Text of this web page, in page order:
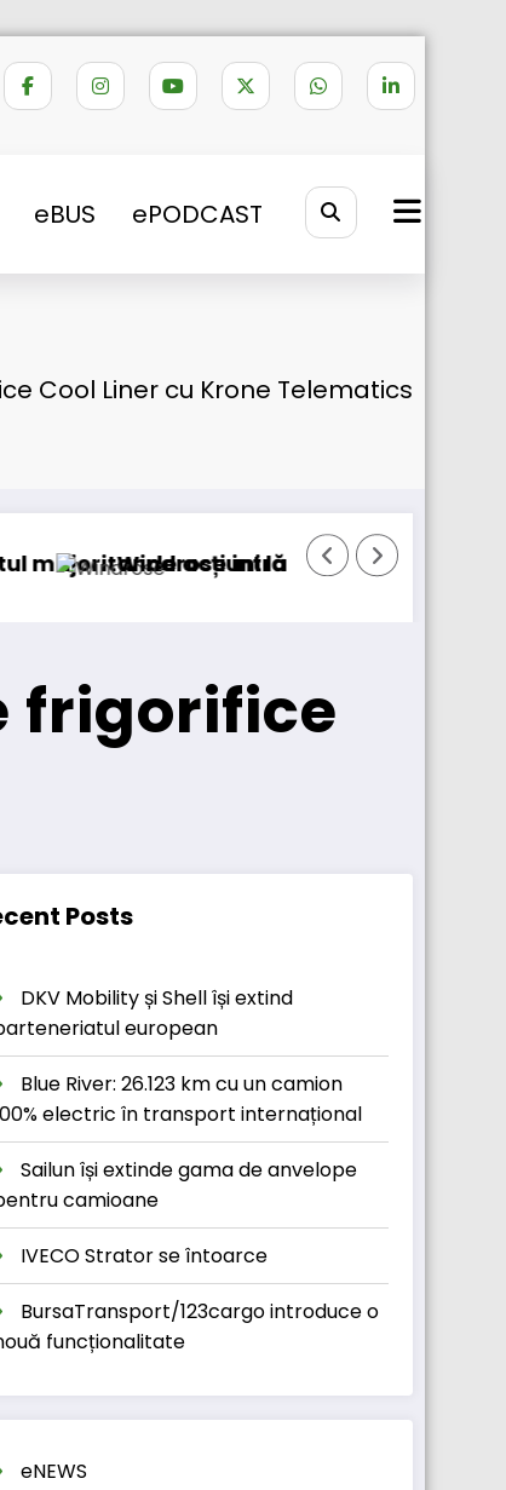
eBUS ePODCAST
Cool Liner cu Krone Telematics
comerciale cu DSVMAN livrează un autobuz
frigorifice
Posts
DKV Mobility și Shell își extind
european
Blue River: 26.123 km cu un camion
electric în transport internațional
Sailun își extinde gama de anvelope
camioane
IVECO Strator se întoarce
BursaTransport/123cargo introduce o
funcționalitate
eNEWS